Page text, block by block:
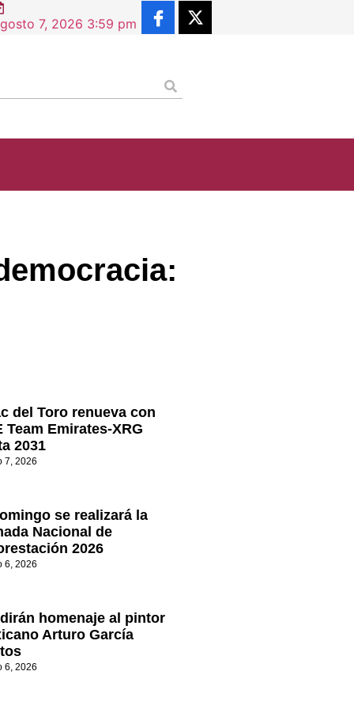
de Situación Profesional supera los 2.5
7, 2026 3:59 pm
del Toro renueva con
Team Emirates-XRG
2031
7, 2026
se realizará la
Nacional de
2026
6, 2026
homenaje al pintor
Arturo García
6, 2026